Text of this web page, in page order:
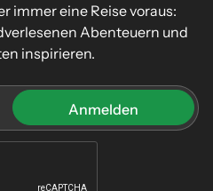
immer eine Reise voraus:
Abenteuern und
inspirieren.